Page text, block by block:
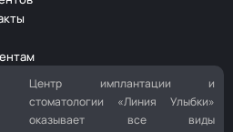
Центр имплантации и
стоматологии «Линия Улыбки»
оказывает все виды